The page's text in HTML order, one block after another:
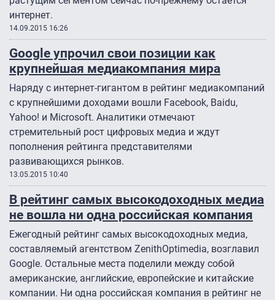
интернет.
14.09.2015 16:26
Google упрочил свои позиции как
крупнейшая медиакомпания мира
Наряду с интернет-гигантом в рейтинг медиакомпаний
с крупнейшими доходами вошли Facebook, Baidu,
Yahoo! и Microsoft. Аналитики отмечают
стремительный рост цифровых медиа и ждут
пополнения рейтинга представителями
развивающихся рынков.
13.05.2015 10:40
В рейтинг самых высокодоходных медиа
не вошла ни одна российская компания
Ежегодный рейтинг самых высокодоходных медиа,
составляемый агентством ZenithOptimedia, возглавил
Google. Остальные места поделили между собой
американские, английские, европейские и китайские
компании. Ни одна российская компания в рейтинг не